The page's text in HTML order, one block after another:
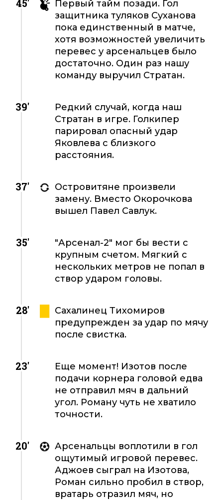
45'
Первый тайм позади. Гол
защитника туляков Суханова
пока единственный в матче,
хотя возможностей увеличить
перевес у арсенальцев было
достаточно. Один раз нашу
команду выручил Стратан.
39'
Редкий случай, когда наш
Стратан в игре. Голкипер
парировал опасный удар
Яковлева с близкого
расстояния.
37'
Островитяне произвели
замену. Вместо Окорочкова
вышел Павел Савлук.
35'
"Арсенал-2" мог бы вести с
крупным счетом. Мягкий с
нескольких метров не попал в
створ ударом головы.
28'
Сахалинец Тихомиров
предупрежден за удар по мячу
после свистка.
23'
Еще момент! Изотов после
подачи корнера головой едва
не отправил мяч в дальний
угол. Роману чуть не хватило
точности.
20'
Арсенальцы воплотили в гол
ощутимый игровой перевес.
Аджоев сыграл на Изотова,
Роман сильно пробил в створ,
вратарь отразил мяч, но